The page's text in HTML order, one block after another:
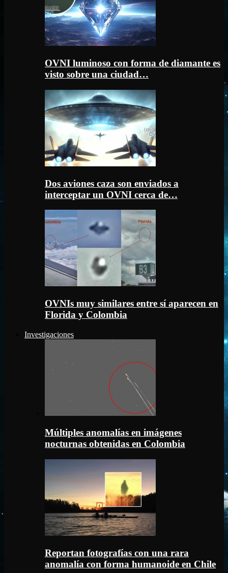
OVNI luminoso con forma de diamante es
visto sobre una ciudad…
Dos aviones caza son enviados a
interceptar un OVNI cerca de…
OVNIs muy similares entre sí aparecen en
Florida y Colombia
Investigaciones
Múltiples anomalías en imágenes
nocturnas obtenidas en Colombia
Reportan fotografías con una rara
anomalía con forma humanoide en Chile